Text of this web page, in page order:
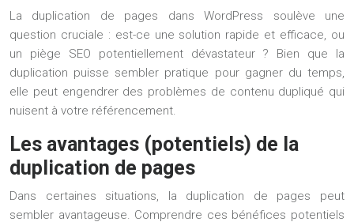
La duplication de pages dans WordPress soulève une
question cruciale : est-ce une solution rapide et efficace, ou
un piège SEO potentiellement dévastateur ? Bien que la
duplication puisse sembler pratique pour gagner du temps,
elle peut engendrer des problèmes de contenu dupliqué qui
nuisent à votre référencement.
Les avantages (potentiels) de la
duplication de pages
Dans certaines situations, la duplication de pages peut
sembler avantageuse. Comprendre ces bénéfices potentiels